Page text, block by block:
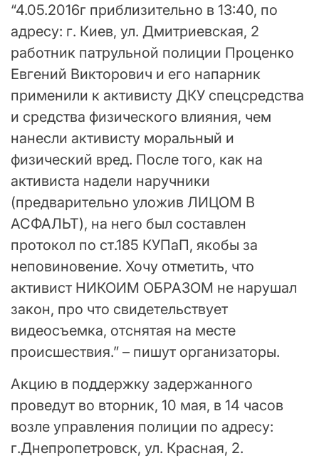
“4.05.2016г приблизительно в 13:40, по
адресу: г. Киев, ул. Дмитриевская, 2
работник патрульной полиции Проценко
Евгений Викторович и его напарник
применили к активисту ДКУ спецсредства
и средства физического влияния, чем
нанесли активисту моральный и
физический вред. После того, как на
активиста надели наручники
(предварительно уложив ЛИЦОМ В
АСФАЛЬТ), на него был составлен
протокол по ст.185 КУПаП, якобы за
неповиновение. Хочу отметить, что
активист НИКОИМ ОБРАЗОМ не нарушал
закон, про что свидетельствует
видеосъемка, отснятая на месте
происшествия.” – пишут организаторы.
Акцию в поддержку задержанного
проведут во вторник, 10 мая, в 14 часов
возле управления полиции по адресу:
г.Днепропетровск, ул. Красная, 2.